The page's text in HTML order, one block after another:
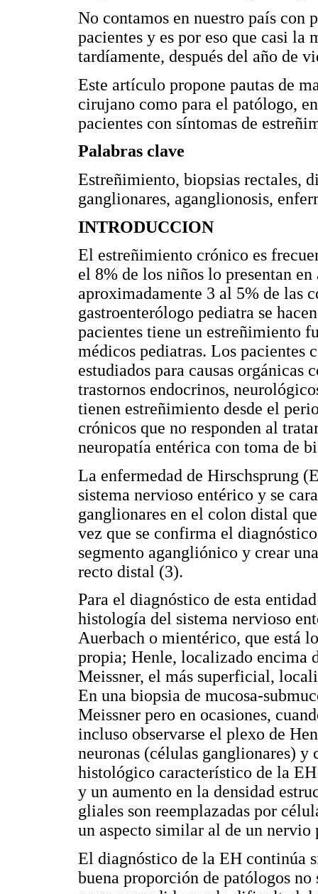
No contamos en nuestro país con
pacientes y es por eso que casi la
tardíamente, después del año de
Este artículo propone pautas de
cirujano como para el patólogo,
pacientes con síntomas de
Palabras clave
Estreñimiento, biopsias rectales,
ganglionares, aganglionosis,
INTRODUCCION
El estreñimiento crónico es
el 8% de los niños lo presentan
aproximadamente 3 al 5% de las
gastroenterólogo pediatra se
pacientes tiene un estreñimiento
médicos pediatras. Los pacientes
estudiados para causas
trastornos endocrinos,
tienen estreñimiento desde el
crónicos que no responden al
neuropatía entérica con toma de
La enfermedad de Hirschsprung
sistema nervioso entérico y se
ganglionares en el colon distal
vez que se confirma el
segmento agangliónico y crear
recto distal (3).
Para el diagnóstico de esta
histología del sistema nervioso
Auerbach o mientérico, que está
propia; Henle, localizado encima
Meissner, el más superficial,
En una biopsia de mucosa-
Meissner pero en ocasiones,
incluso observarse el plexo de
neuronas (células ganglionares)
histológico característico de la
y un aumento en la densidad
gliales son reemplazadas por
un aspecto similar al de un
El diagnóstico de la EH continúa
buena proporción de patólogos